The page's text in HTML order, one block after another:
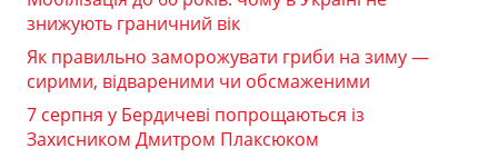
знижують граничний вік
Як правильно заморожувати гриби на зиму —
сирими, відвареними чи обсмаженими
7 серпня у Бердичеві попрощаються із
Захисником Дмитром Плаксюком